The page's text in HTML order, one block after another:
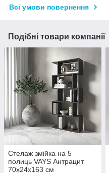
Всі умови повернення
Подібні товари компанії
Стелаж змійка на 5
полиць VAYS Антрацит
70х24х163 см